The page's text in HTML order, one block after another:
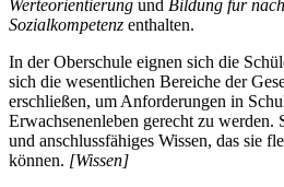
Werteorientierung und Bildung für
Sozialkompetenz enthalten.
In der Oberschule eignen sich die
sich die wesentlichen Bereiche der
erschließen, um Anforderungen in
Erwachsenenleben gerecht zu werden.
und anschlussfähiges Wissen, das sie
können. [Wissen]